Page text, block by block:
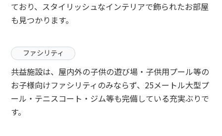
ており、スタイリッシュなインテリアで飾られたお部屋
も見つかります。
ファシリティ
共益施設は、屋内外の子供の遊び場・子供用プール等の
お子様向けファシリティのみならず、25メートル大型プ
ール・テニスコート・ジム等も完備している充実ぶりで
す。